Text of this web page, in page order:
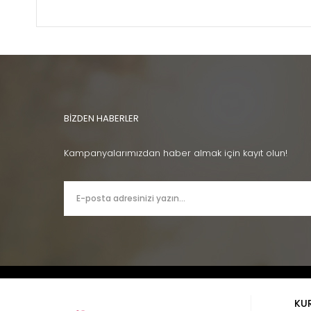
BİZDEN HABERLER
Kampanyalarımızdan haber almak için kayıt olun!